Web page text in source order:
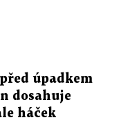
úpadkem
dosahuje
háček